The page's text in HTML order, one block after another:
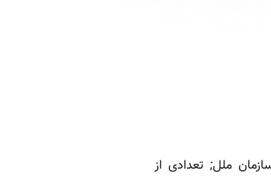
ملل; تعدادی از